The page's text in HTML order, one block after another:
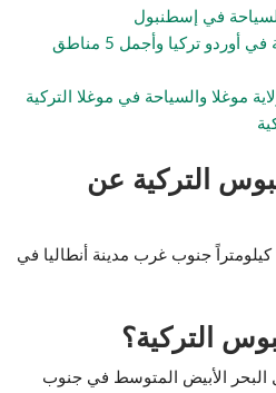
كل ما يهمك عن السياحة في أوردو تركيا وأجمل 5 مناطق
موغلا والسياحة في موغلا التركية
التركية عن
تبعد قرية أوليمبوس حوالي 90 كيلومتراً جنوب غرب مدينة أنطاليا في
التركية؟
الأبيض المتوسط في جنوب